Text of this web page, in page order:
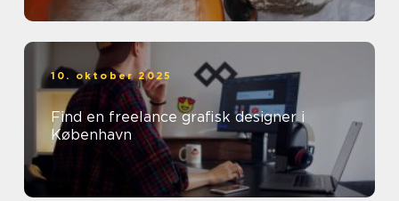
10. oktober 2025
Find en freelance grafisk designer i
København